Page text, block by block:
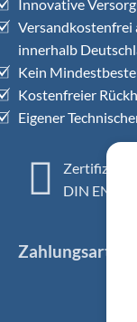
Innovative
Versandkostenfrei
innerhalb
Kein
Kostenfreier
Eigener
DIN EN
Zahlungsarten